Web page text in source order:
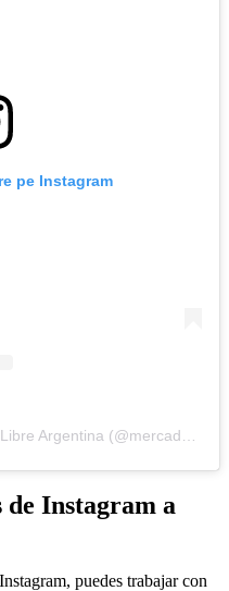
pe Instagram
de Instagram a
puedes trabajar con